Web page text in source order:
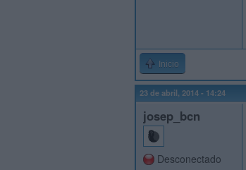
Inicio
23 de abril, 2014 - 14:24
josep_bcn
Desconectado